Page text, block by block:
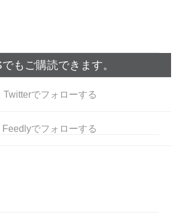
もご購読できます。
Twitterでフォローする
Feedlyでフォローする